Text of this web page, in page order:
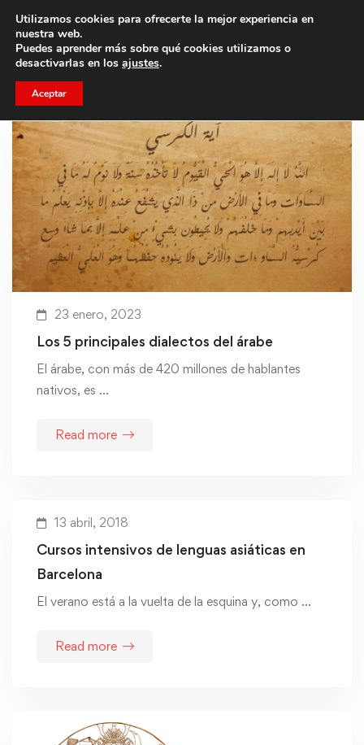
Trae a un amigo y llevaos un total de 75€ de descuento.
23 enero, 2023
Los 5 principales dialectos del árabe
El árabe, con más de 420 millones de hablantes
nativos, es …
Read more
13 abril, 2018
Cursos intensivos de lenguas asiáticas en
Barcelona
El verano está a la vuelta de la esquina y, como …
Read more
Utilizamos cookies para ofrecerte la mejor experiencia en
nuestra web.
Puedes aprender más sobre qué cookies utilizamos o
desactivarlas en los ajustes.
Aceptar